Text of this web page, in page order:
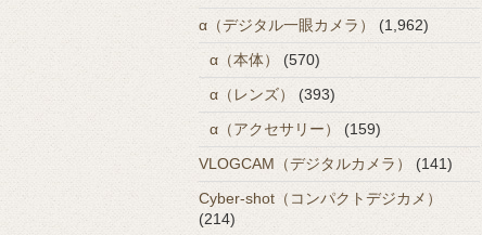
α（デジタル一眼カメラ）
(1,962)
α（本体）
(570)
α（レンズ）
(393)
α（アクセサリー）
(159)
VLOGCAM（デジタルカメラ）
(141)
Cyber-shot（コンパクトデジカメ）
(214)